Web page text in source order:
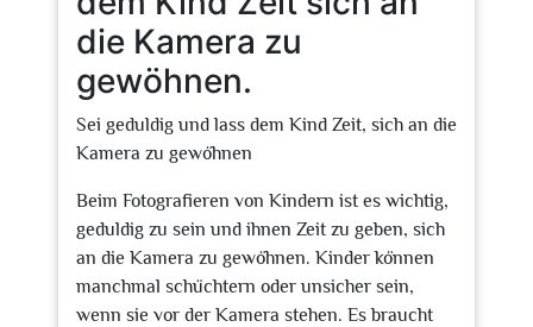
die Kamera zu
gewöhnen.
Sei geduldig und lass dem Kind Zeit, sich an die
Kamera zu gewöhnen
Beim Fotografieren von Kindern ist es wichtig,
geduldig zu sein und ihnen Zeit zu geben, sich
an die Kamera zu gewöhnen. Kinder können
manchmal schüchtern oder unsicher sein,
wenn sie vor der Kamera stehen. Es braucht